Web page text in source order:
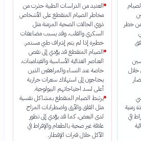
من خطر
وفق
خلال
زمنية
في
العديد من الدراسات الطبية حذرت من
مخاطر الصيام المتقطع على الأشخاص
ذوي الحالات الصحية المزمنة مثل
السكري والقلب، وقد يسبب مضاعفات
خطيرة إذا لم يتم إشراف طبي مستمر.
الصيام المتقطع قد يؤدي إلى نقص
العناصر الغذائية الأساسية والفيتامينات،
خاصة عند النساء والمراهقين الذين
يحتاجون إلى استهلاك سعرات حرارية
أعلى لسد احتياجاتهم البيولوجية.
يرتبط الصيام المتقطع بمشاكل نفسية
مثل القلق والأرق واضطرابات المزاج
لدى البعض، كما قد يؤدي إلى تطور
علاقة غير صحية بالطعام والإفراط في
الأكل خلال فترات الإفطار.